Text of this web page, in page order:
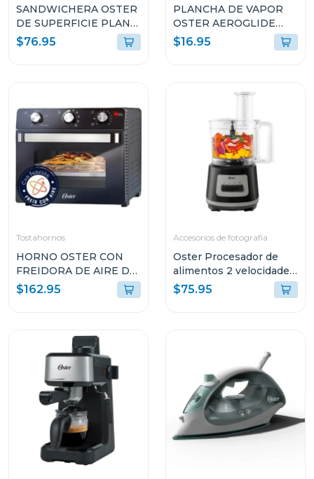
SANDWICHERA OSTER
DE SUPERFICIE PLANA
ANTI-ADHERENTE
CKSTSM3884
$76.95
PLANCHA DE VAPOR
OSTER AEROGLIDE
S7000 NEGRO
GCSTAC7002
$16.95
Tostahornos
HORNO OSTER CON
FREIDORA DE AIRE DE
22L CON
RECUBRIMIENTO
$162.95
Accesorios de fotografía
Oster Procesador de
alimentos 2 velocidades
+ turbo 500 w fp1455
$75.95